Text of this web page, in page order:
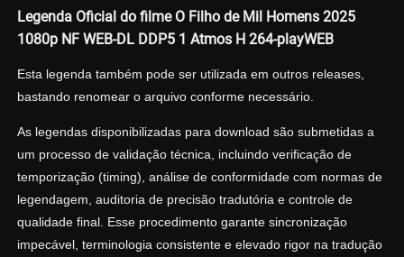
Legenda Oficial do filme O Filho de Mil Homens 2025
1080p NF WEB-DL DDP5 1 Atmos H 264-playWEB
Esta legenda também pode ser utilizada em outros releases,
bastando renomear o arquivo conforme necessário.
As legendas disponibilizadas para download são submetidas a
um processo de validação técnica, incluindo verificação de
temporização (timing), análise de conformidade com normas de
legendagem, auditoria de precisão tradutória e controle de
qualidade final. Esse procedimento garante sincronização
impecável, terminologia consistente e elevado rigor na tradução